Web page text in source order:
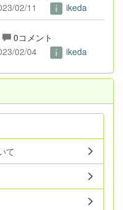
02/11
ikeda
0コメント
02/04
ikeda
て